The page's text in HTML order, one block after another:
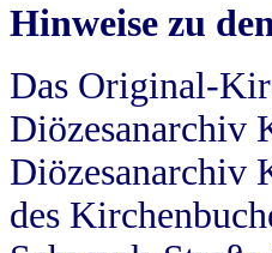
Hinweise zu
Das Original-
Diözesanarchiv
Diözesanarchiv
des